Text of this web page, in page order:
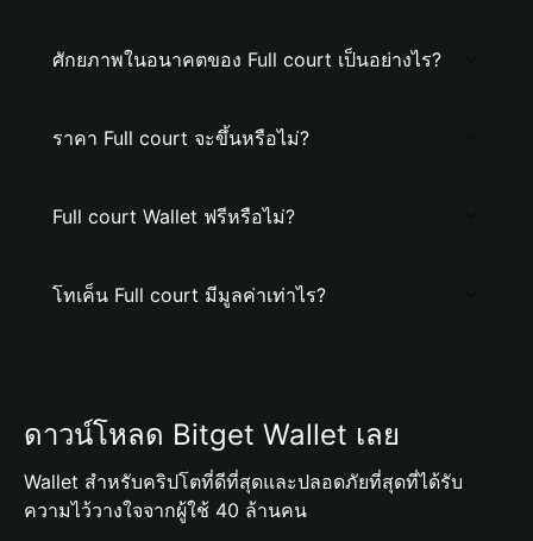
ศักยภาพในอนาคตของ Full court เป็นอย่างไร?
ราคา Full court จะขึ้นหรือไม่?
Full court Wallet ฟรีหรือไม่?
โทเค็น Full court มีมูลค่าเท่าไร?
ดาวน์โหลด Bitget Wallet เลย
Wallet สำหรับคริปโตที่ดีที่สุดและปลอดภัยที่สุดที่ได้รับ
ความไว้วางใจจากผู้ใช้ 40 ล้านคน